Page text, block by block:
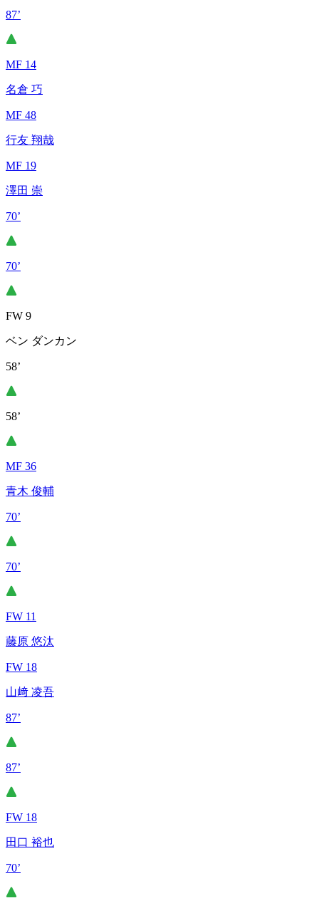
87’
MF 14
名倉 巧
MF 48
行友 翔哉
MF 19
澤田 崇
70’
70’
FW 9
ベン ダンカン
58’
58’
MF 36
青木 俊輔
70’
70’
FW 11
藤原 悠汰
FW 18
山﨑 凌吾
87’
87’
FW 18
田口 裕也
70’